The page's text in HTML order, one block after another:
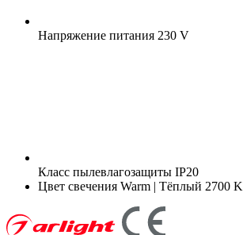
Напряжение питания 230 V
Класс пылевлагозащиты IP20
Цвет свечения Warm | Тёплый 2700 K